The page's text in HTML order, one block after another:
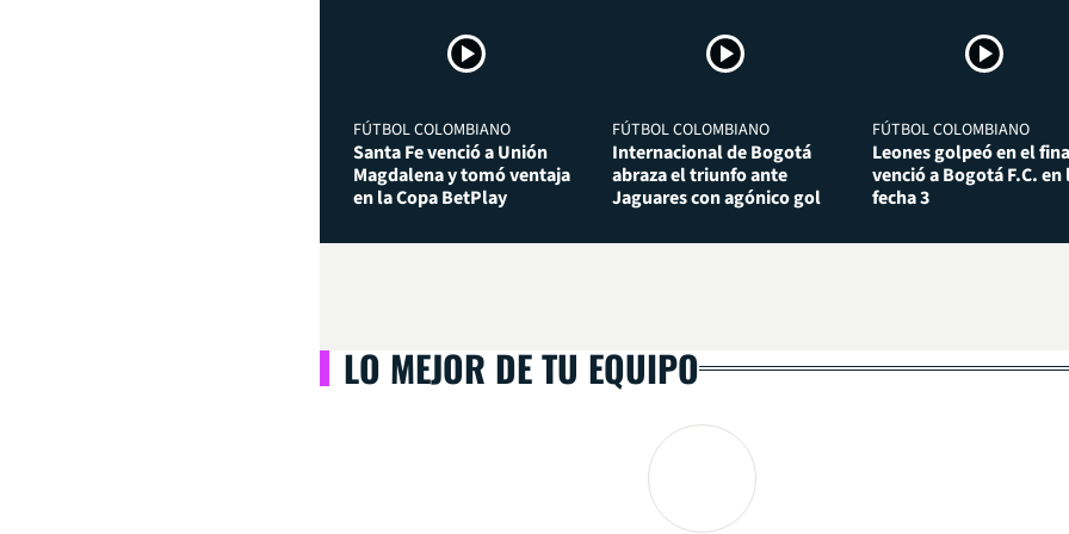
FÚTBOL COLOMBIANO
Santa Fe venció a Unión
Magdalena y tomó ventaja
en la Copa BetPlay
FÚTBOL COLOMBIANO
Internacional de Bogotá
abraza el triunfo ante
Jaguares con agónico gol
FÚTBOL COLOMBIANO
Leones golpeó en el
venció a Bogotá F.C. en
fecha 3
LO MEJOR DE TU EQUIPO